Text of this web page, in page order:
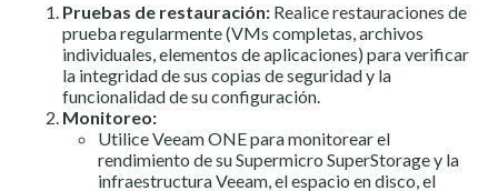
Pruebas de restauración: Realice restauraciones de
prueba regularmente (VMs completas, archivos
individuales, elementos de aplicaciones) para verificar
la integridad de sus copias de seguridad y la
funcionalidad de su configuración.
Monitoreo:
Utilice Veeam ONE para monitorear el
rendimiento de su Supermicro SuperStorage y la
infraestructura Veeam, el espacio en disco, el